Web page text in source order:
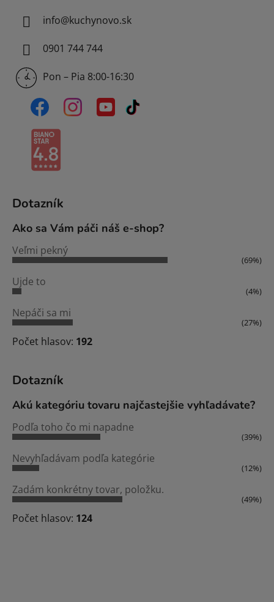
info@kuchynovo.sk
0901 744 744
Pon – Pia 8:00-16:30
Dotazník
Ako sa Vám páči náš e-shop?
Veľmi pekný
(69%)
Ujde to
(4%)
Nepáči sa mi
(27%)
Počet hlasov: 192
Dotazník
Akú kategóriu tovaru najčastejšie vyhľadávate?
Podľa toho čo mi napadne
(39%)
Nevyhľadávam podľa kategórie
(12%)
Zadám konkrétny tovar, položku.
(49%)
Počet hlasov: 124